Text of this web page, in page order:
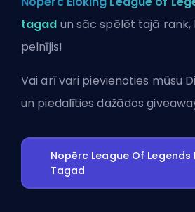
tagad un sāc spēlēt tajā rank,
pelnījis!
Vai arī vari pievienoties mūsu
un piedalīties dažādos
Nopērc League Of Legends
Tagad